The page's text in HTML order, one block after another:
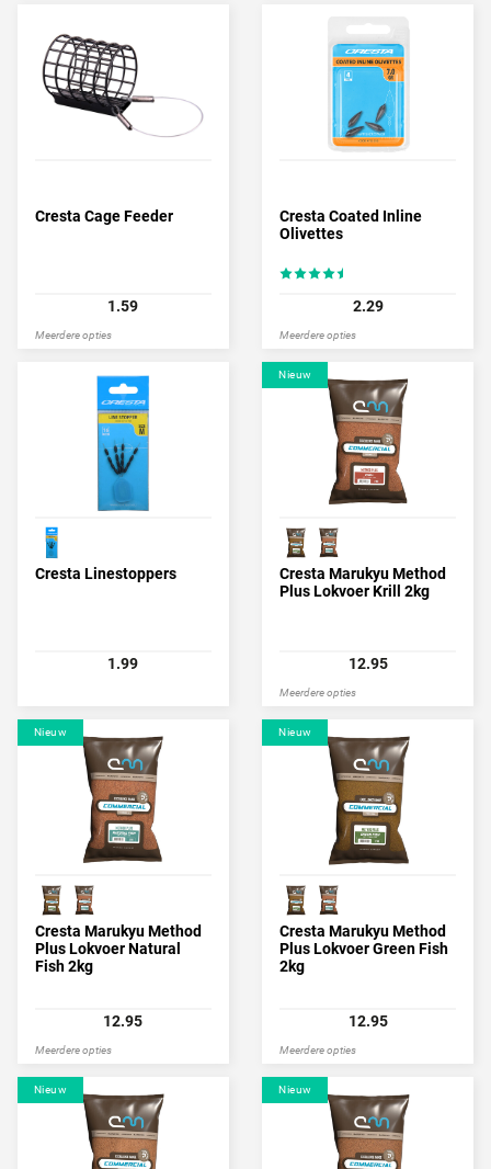
Cresta Cage Feeder
1.59
Meerdere opties
Cresta Coated Inline
Olivettes
2.29
Meerdere opties
Cresta Linestoppers
1.99
Nieuw
Cresta Marukyu Method
Plus Lokvoer Krill 2kg
12.95
Meerdere opties
Nieuw
Cresta Marukyu Method
Plus Lokvoer Natural
Fish 2kg
12.95
Meerdere opties
Nieuw
Cresta Marukyu Method
Plus Lokvoer Green Fish
2kg
12.95
Meerdere opties
Nieuw Nieuw